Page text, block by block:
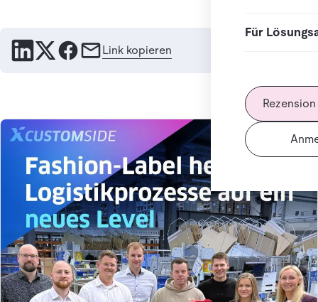
Für
Link kopieren